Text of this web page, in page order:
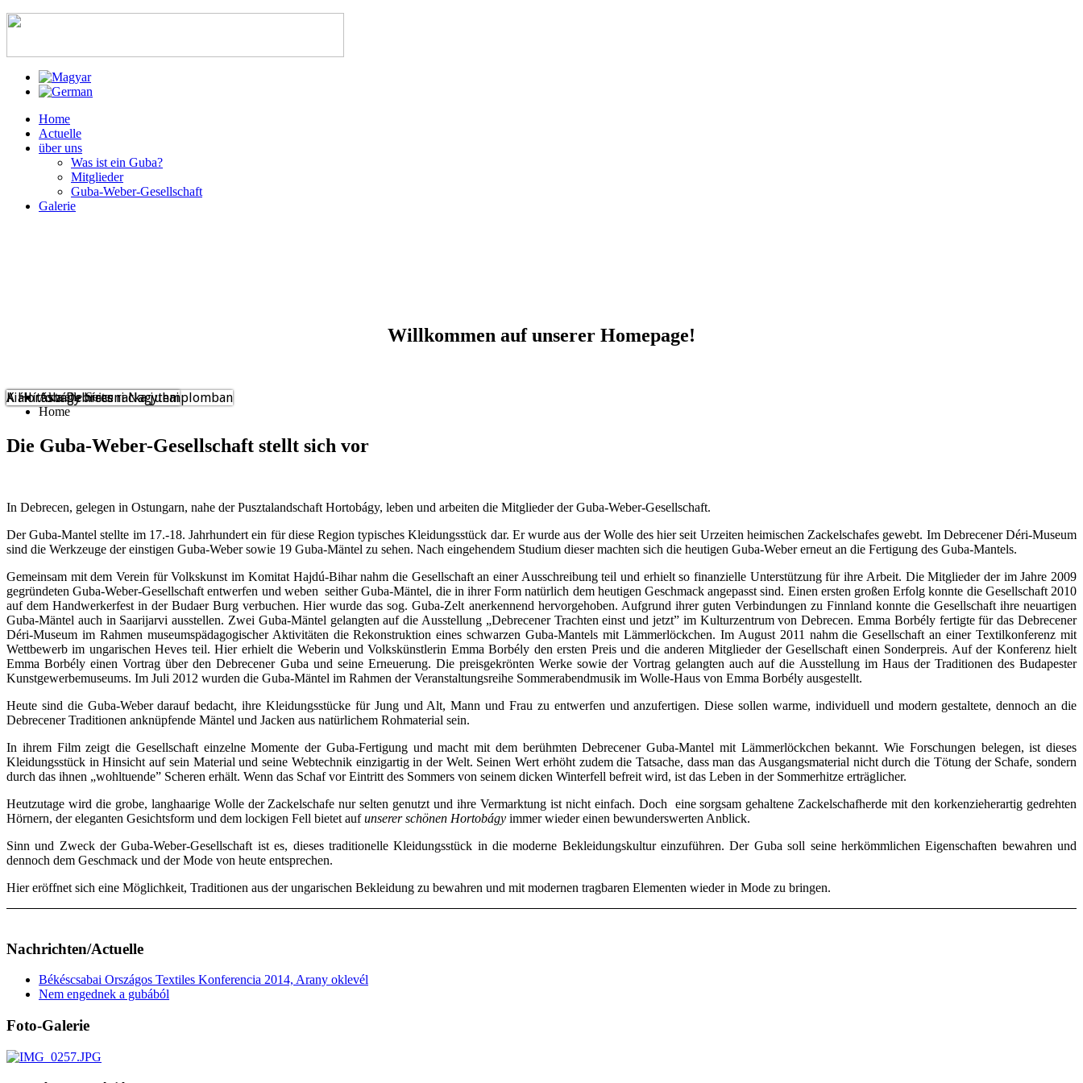
Home
Actuelle
über uns
Was ist ein Guba?
Mitglieder
Guba-Weber-Gesellschaft
Galerie
Willkommen auf unserer Homepage!
A Hortobágy híres racka juhai
Kiállítás a Debreceni Nagytemplomban
Aktuelle Seite:
Home
Die Guba-Weber-Gesellschaft stellt sich vor
In Debrecen, gelegen in Ostungarn, nahe der Pusztalandschaft Hortobágy, leben und arbeiten die Mitglieder der Guba-Weber-Gesellschaft.
Der Guba-Mantel stellte im 17.-18. Jahrhundert ein für diese Region typisches Kleidungsstück dar. Er wurde aus der Wolle des hier seit Urzeiten heimischen Zackelschafes gewebt. Im Debrecener Déri-Museum
sind die Werkzeuge der einstigen Guba-Weber sowie 19 Guba-Mäntel zu sehen. Nach eingehendem Studium dieser machten sich die heutigen Guba-Weber erneut an die Fertigung des Guba-Mantels.
Gemeinsam mit dem Verein für Volkskunst im Komitat Hajdú-Bihar nahm die Gesellschaft an einer Ausschreibung teil und erhielt so finanzielle Unterstützung für ihre Arbeit. Die Mitglieder der im Jahre 2009
gegründeten Guba-Weber-Gesellschaft entwerfen und weben seither Guba-Mäntel, die in ihrer Form natürlich dem heutigen Geschmack angepasst sind. Einen ersten großen Erfolg konnte die Gesellschaft 2010
auf dem Handwerkerfest in der Budaer Burg verbuchen. Hier wurde das sog. Guba-Zelt anerkennend hervorgehoben. Aufgrund ihrer guten Verbindungen zu Finnland konnte die Gesellschaft ihre neuartigen
Guba-Mäntel auch in Saarijarvi ausstellen. Zwei Guba-Mäntel gelangten auf die Ausstellung „Debrecener Trachten einst und jetzt” im Kulturzentrum von Debrecen. Emma Borbély fertigte für das Debrecener
Déri-Museum im Rahmen museumspädagogischer Aktivitäten die Rekonstruktion eines schwarzen Guba-Mantels mit Lämmerlöckchen. Im August 2011 nahm die Gesellschaft an einer Textilkonferenz mit
Wettbewerb im ungarischen Heves teil. Hier erhielt die Weberin und Volkskünstlerin Emma Borbély den ersten Preis und die anderen Mitglieder der Gesellschaft einen Sonderpreis. Auf der Konferenz hielt
Emma Borbély einen Vortrag über den Debrecener Guba und seine Erneuerung. Die preisgekrönten Werke sowie der Vortrag gelangten auch auf die Ausstellung im Haus der Traditionen des Budapester
Kunstgewerbemuseums. Im Juli 2012 wurden die Guba-Mäntel im Rahmen der Veranstaltungsreihe Sommerabendmusik im Wolle-Haus von Emma Borbély ausgestellt.
Heute sind die Guba-Weber darauf bedacht, ihre Kleidungsstücke für Jung und Alt, Mann und Frau zu entwerfen und anzufertigen. Diese sollen warme, individuell und modern gestaltete, dennoch an die
Debrecener Traditionen anknüpfende Mäntel und Jacken aus natürlichem Rohmaterial sein.
In ihrem Film zeigt die Gesellschaft einzelne Momente der Guba-Fertigung und macht mit dem berühmten Debrecener Guba-Mantel mit Lämmerlöckchen bekannt. Wie Forschungen belegen, ist dieses
Kleidungsstück in Hinsicht auf sein Material und seine Webtechnik einzigartig in der Welt. Seinen Wert erhöht zudem die Tatsache, dass man das Ausgangsmaterial nicht durch die Tötung der Schafe, sondern
durch das ihnen „wohltuende” Scheren erhält. Wenn das Schaf vor Eintritt des Sommers von seinem dicken Winterfell befreit wird, ist das Leben in der Sommerhitze erträglicher.
Heutzutage wird die grobe, langhaarige Wolle der Zackelschafe nur selten genutzt und ihre Vermarktung ist nicht einfach. Doch
eine sorgsam gehaltene Zackelschafherde mit den korkenzieherartig gedrehten
Hörnern, der eleganten Gesichtsform und dem lockigen Fell bietet aufunserer schönen Hortobágy immer wieder einen bewunderswerten Anblick.
Sinn und Zweck der Guba-Weber-Gesellschaft ist es, dieses traditionelle Kleidungsstück in die moderne Bekleidungskultur einzuführen. Der Guba soll seine herkömmlichen Eigenschaften bewahren und
dennoch dem Geschmack und der Mode von heute entsprechen.
Hier eröffnet sich eine Möglichkeit, Traditionen aus der ungarischen Bekleidung zu bewahren und mit modernen tragbaren Elementen wieder in Mode zu bringen.
Nachrichten/Actuelle
Békéscsabai Országos Textiles Konferencia 2014, Arany oklevél
Nem engednek a gubából
Foto-Galerie